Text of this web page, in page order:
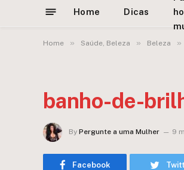
Home Dicas
Home » Saúde, Beleza » Beleza »
banho-de-
By Pergunte a uma Mulher 9
Facebook